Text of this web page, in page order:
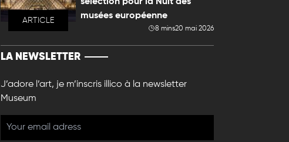
ARTICLE
musées européenne
8 mins20 mai 2026
LA NEWSLETTER
J’adore l’art, je m’inscris illico à la newsletter
Museum